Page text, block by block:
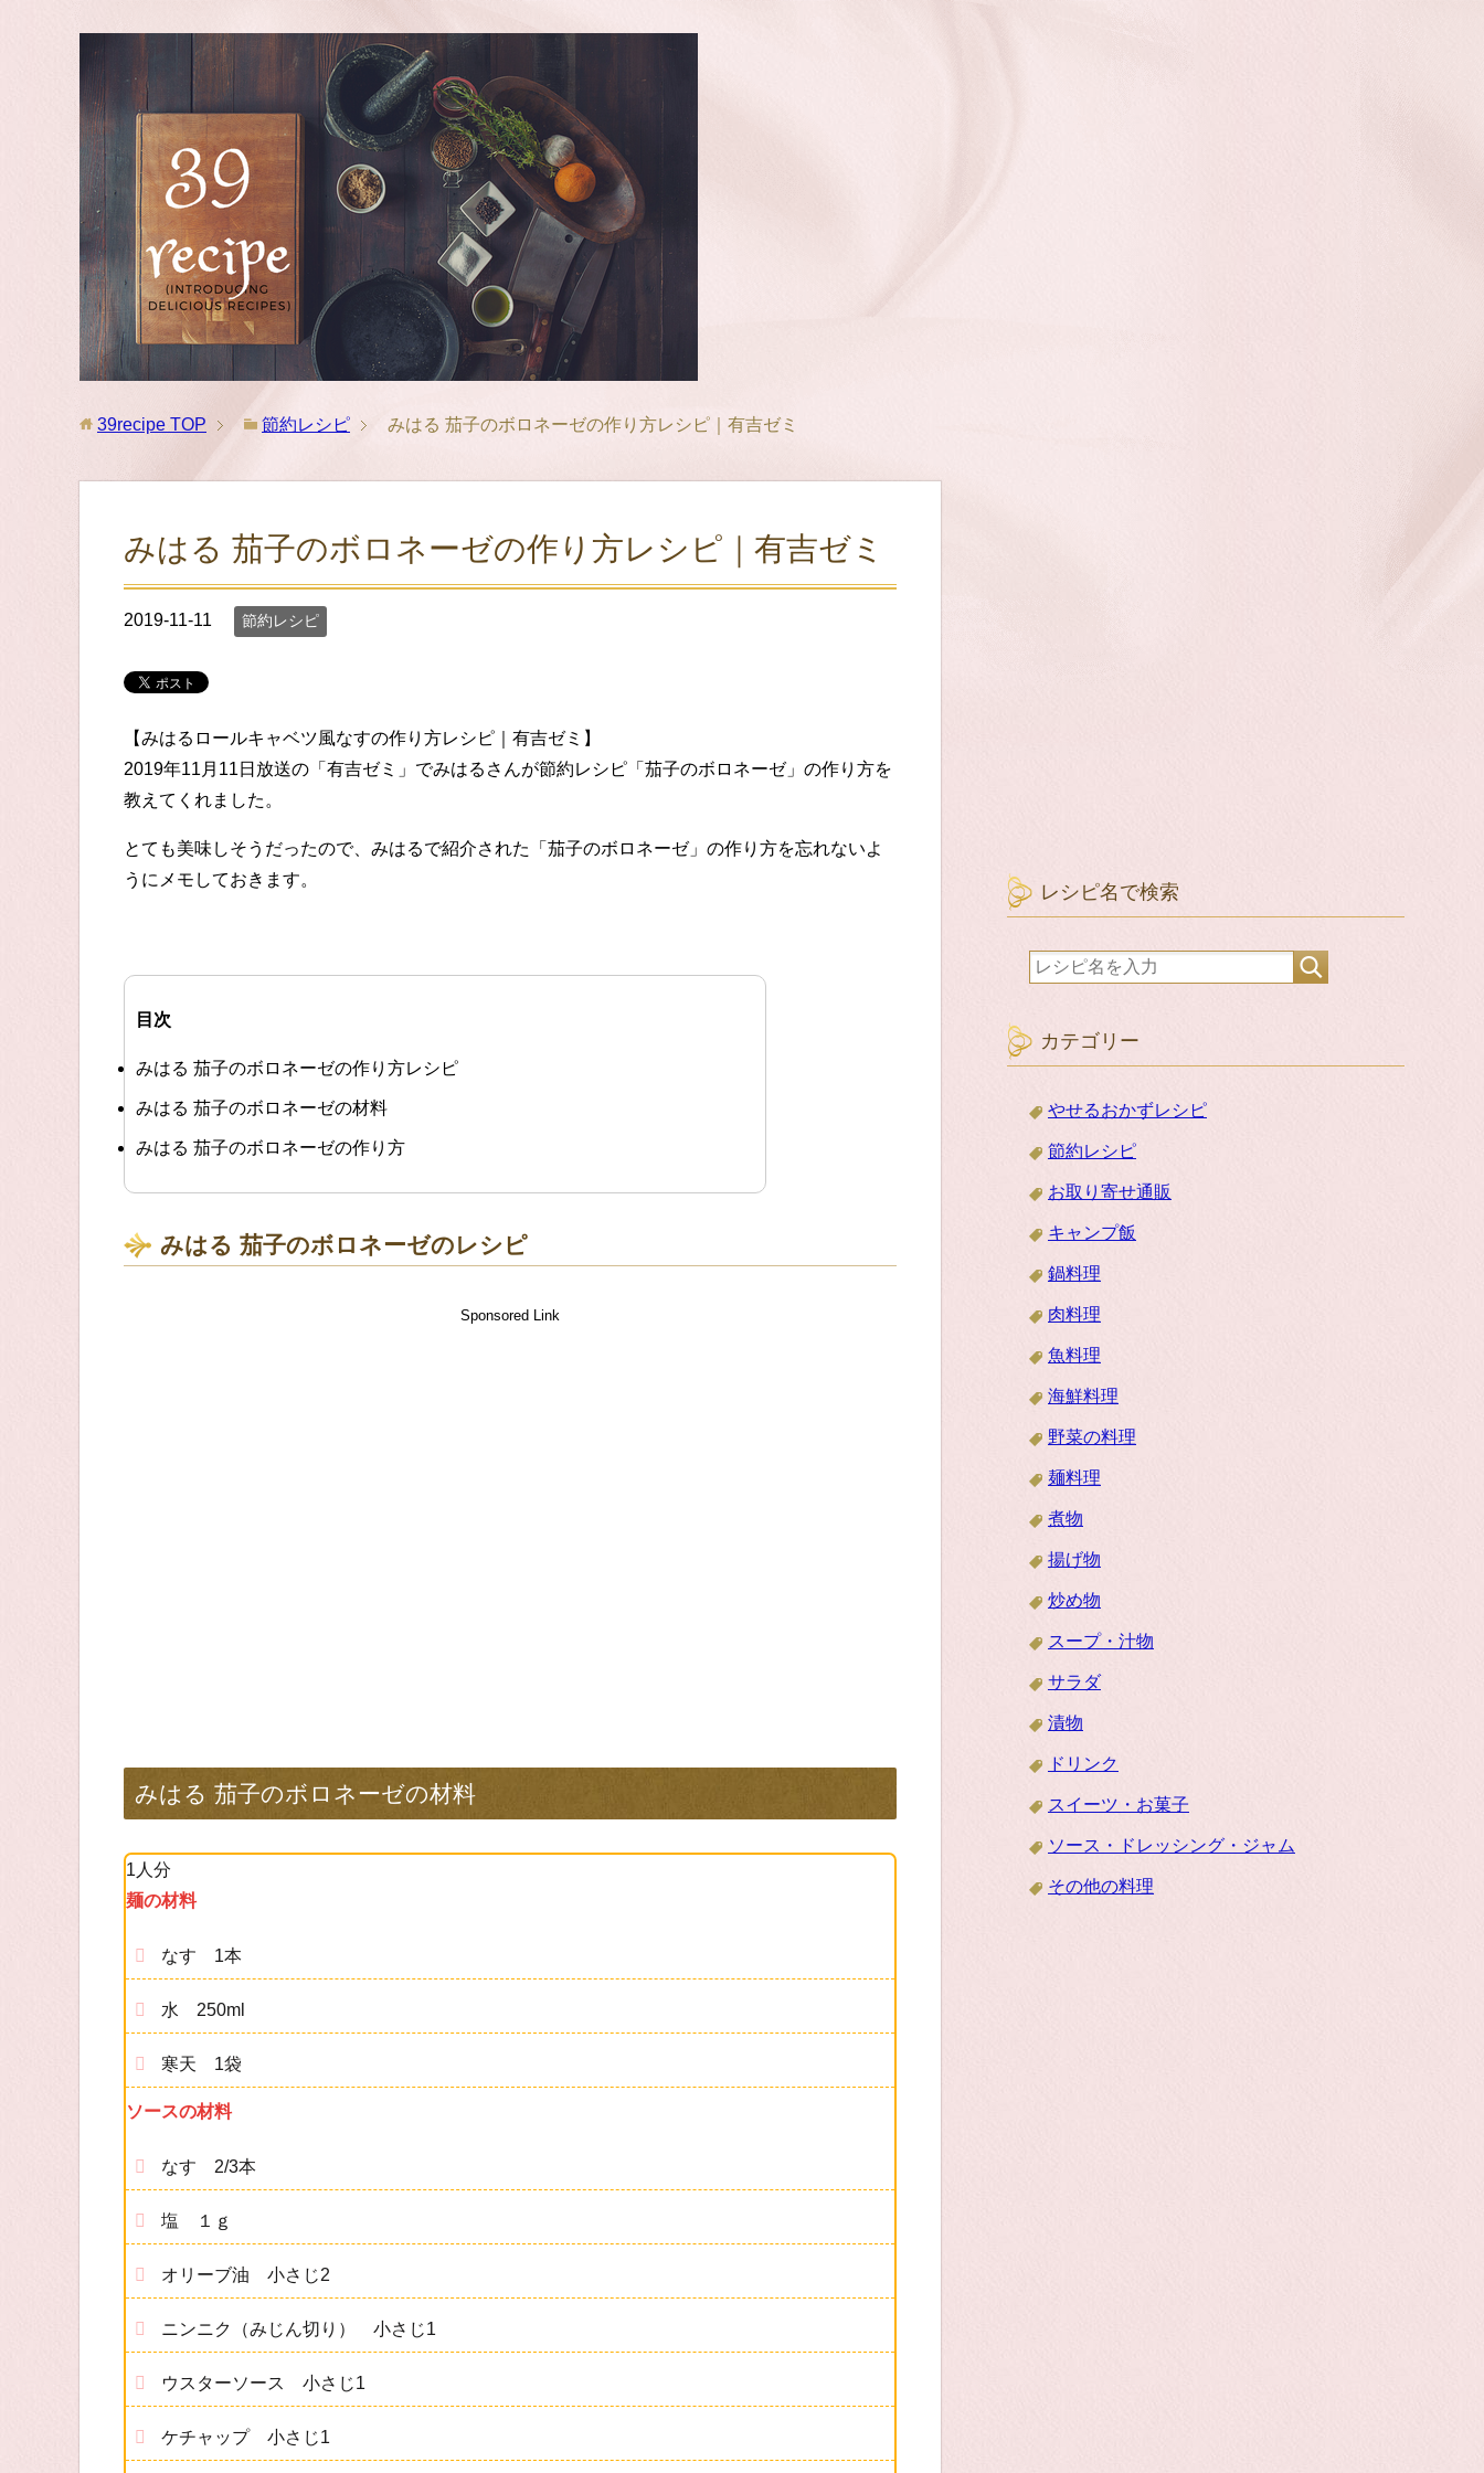
39recipe TOP 節約レシピ みはる 茄子のボロネーゼの作り方レシピ｜有吉ゼミ
みはる 茄子のボロネーゼの作り方レシピ｜有吉ゼミ
2019-11-11 節約レシピ
【みはるロールキャベツ風なすの作り方レシピ｜有吉ゼミ】
2019年11月11日放送の「有吉ゼミ」でみはるさんが節約レシピ「茄子のボロネーゼ」の作り方を
教えてくれました。
とても美味しそうだったので、みはるで紹介された「茄子のボロネーゼ」の作り方を忘れないよ
うにメモしておきます。
目次
みはる 茄子のボロネーゼの作り方レシピ
みはる 茄子のボロネーゼの材料
みはる 茄子のボロネーゼの作り方
みはる 茄子のボロネーゼのレシピ
Sponsored Link
みはる 茄子のボロネーゼの材料
1人分
麺の材料
なす 1本
水 250ml
寒天 1袋
ソースの材料
なす 2/3本
塩 １ｇ
オリーブ油 小さじ2
ニンニク（みじん切り） 小さじ1
ウスターソース 小さじ1
ケチャップ 小さじ1
レシピ名で検索
カテゴリー
やせるおかずレシピ
節約レシピ
お取り寄せ通販
キャンプ飯
鍋料理
肉料理
魚料理
海鮮料理
野菜の料理
麺料理
煮物
揚げ物
炒め物
スープ・汁物
サラダ
漬物
ドリンク
スイーツ・お菓子
ソース・ドレッシング・ジャム
その他の料理